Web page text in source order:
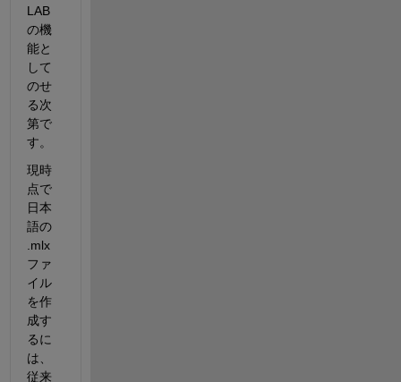
LAB
の機
能と
して
のせ
る次
第で
す。
現時
点で
日本
語の
.mlx
ファ
イル
を作
成す
るに
は、
従来